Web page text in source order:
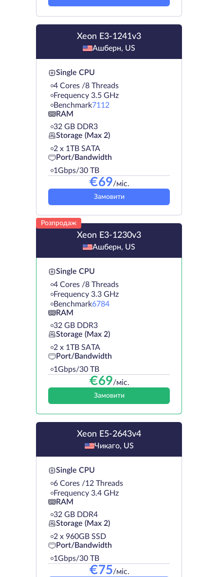
Xeon E3-1241v3
Ашберн, US
Single CPU
4 Cores /8 Threads
Frequency 3.5 GHz
Benchmark7112
RAM
32 GB DDR3
Storage (Max 2)
2 х 1TB SATA
Port/Bandwidth
1Gbps/30 TB
€69/міс.
Замовити
Розпродаж
Xeon E3-1230v3
Ашберн, US
Single CPU
4 Cores /8 Threads
Frequency 3.3 GHz
Benchmark6784
RAM
32 GB DDR3
Storage (Max 2)
2 х 1TB SATA
Port/Bandwidth
1Gbps/30 TB
€69/міс.
Замовити
Xeon E5-2643v4
Чикаго, US
Single CPU
6 Cores /12 Threads
Frequency 3.4 GHz
RAM
32 GB DDR4
Storage (Max 2)
2 х 960GB SSD
Port/Bandwidth
1Gbps/30 TB
€75/міс.